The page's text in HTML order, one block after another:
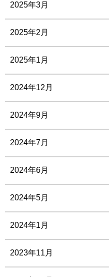
2025年3月
2025年2月
2025年1月
2024年12月
2024年9月
2024年7月
2024年6月
2024年5月
2024年1月
2023年11月